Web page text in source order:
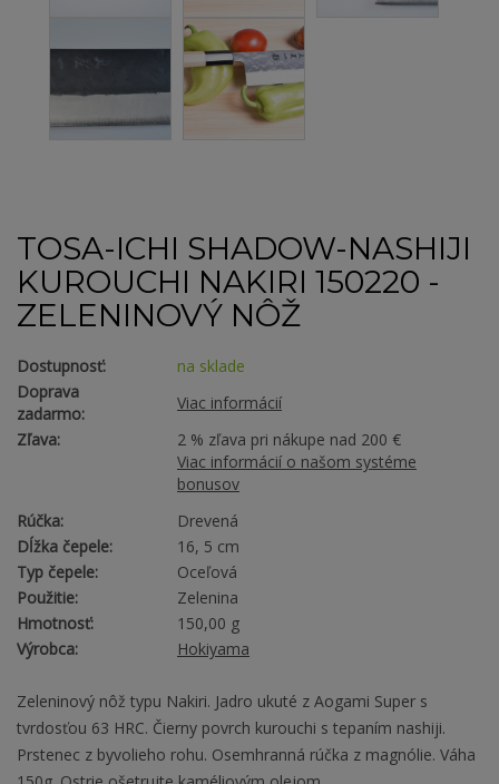
TOSA-ICHI SHADOW-NASHIJI
KUROUCHI NAKIRI 150220 -
ZELENINOVÝ NÔŽ
Dostupnosť:
na sklade
Doprava
zadarmo:
Viac informácií
Zľava:
2 % zľava pri nákupe nad 200 €
Viac informácií o našom systéme
bonusov
Rúčka:
Drevená
Dĺžka čepele:
16, 5 cm
Typ čepele:
Oceľová
Použitie:
Zelenina
Hmotnosť:
150,00 g
Výrobca:
Hokiyama
Zeleninový nôž typu Nakiri. Jadro ukuté z Aogami Super s
tvrdosťou 63 HRC. Čierny povrch kurouchi s tepaním nashiji.
Prstenec z byvolieho rohu. Osemhranná rúčka z magnólie. Váha